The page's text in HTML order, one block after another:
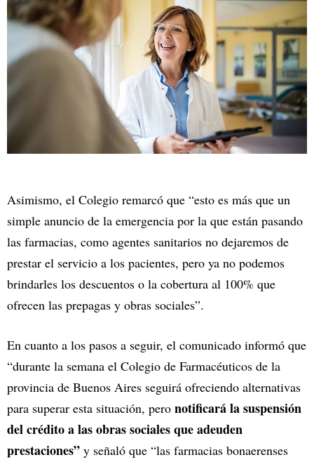
Asimismo, el Colegio remarcó que “esto es más que un
simple anuncio de la emergencia por la que están pasando
las farmacias, como agentes sanitarios no dejaremos de
prestar el servicio a los pacientes, pero ya no podemos
brindarles los descuentos o la cobertura al 100% que
ofrecen las prepagas y obras sociales”.
En cuanto a los pasos a seguir, el comunicado informó que
“durante la semana el Colegio de Farmacéuticos de la
provincia de Buenos Aires seguirá ofreciendo alternativas
para superar esta situación, pero notificará la suspensión
del crédito a las obras sociales que adeuden
prestaciones” y señaló que “las farmacias bonaerenses